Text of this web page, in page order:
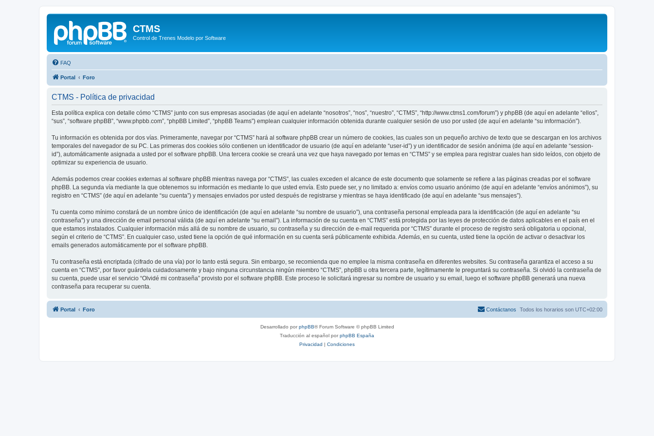
CTMS
Control de Trenes Modelo por Software
FAQ
Portal Foro
CTMS - Política de privacidad
Esta política explica con detalle cómo “CTMS” junto con sus empresas asociadas (de aquí en adelante “nosotros”, “nos”, “nuestro”, “CTMS”, “http://www.ctms1.com/forum”) y phpBB (de aquí en adelante “ellos”,
“sus”, “software phpBB”, “www.phpbb.com”, “phpBB Limited”, “phpBB Teams”) emplean cualquier información obtenida durante cualquier sesión de uso por usted (de aquí en adelante “su información”).
Tu información es obtenida por dos vías. Primeramente, navegar por “CTMS” hará al software phpBB crear un número de cookies, las cuales son un pequeño archivo de texto que se descargan en los archivos
temporales del navegador de su PC. Las primeras dos cookies sólo contienen un identificador de usuario (de aquí en adelante “user-id”) y un identificador de sesión anónima (de aquí en adelante “session-
id”), automáticamente asignada a usted por el software phpBB. Una tercera cookie se creará una vez que haya navegado por temas en “CTMS” y se emplea para registrar cuales han sido leídos, con objeto de
optimizar su experiencia de usuario.
Además podemos crear cookies externas al software phpBB mientras navega por “CTMS”, las cuales exceden el alcance de este documento que solamente se refiere a las páginas creadas por el software
phpBB. La segunda vía mediante la que obtenemos su información es mediante lo que usted envía. Esto puede ser, y no limitado a: envíos como usuario anónimo (de aquí en adelante “envíos anónimos”), su
registro en “CTMS” (de aquí en adelante “su cuenta”) y mensajes enviados por usted después de registrarse y mientras se haya identificado (de aquí en adelante “sus mensajes”).
Tu cuenta como mínimo constará de un nombre único de identificación (de aquí en adelante “su nombre de usuario”), una contraseña personal empleada para la identificación (de aquí en adelante “su
contraseña”) y una dirección de email personal válida (de aquí en adelante “su email”). La información de su cuenta en “CTMS” está protegida por las leyes de protección de datos aplicables en el país en el
que estamos instalados. Cualquier información más allá de su nombre de usuario, su contraseña y su dirección de e-mail requerida por “CTMS” durante el proceso de registro será obligatoria u opcional,
según el criterio de “CTMS”. En cualquier caso, usted tiene la opción de qué información en su cuenta será públicamente exhibida. Además, en su cuenta, usted tiene la opción de activar o desactivar los
emails generados automáticamente por el software phpBB.
Tu contraseña está encriptada (cifrado de una vía) por lo tanto está segura. Sin embargo, se recomienda que no emplee la misma contraseña en diferentes websites. Su contraseña garantiza el acceso a su
cuenta en “CTMS”, por favor guárdela cuidadosamente y bajo ninguna circunstancia ningún miembro “CTMS”, phpBB u otra tercera parte, legítimamente le preguntará su contraseña. Si olvidó la contraseña de
su cuenta, puede usar el servicio “Olvidé mi contraseña” provisto por el software phpBB. Este proceso le solicitará ingresar su nombre de usuario y su email, luego el software phpBB generará una nueva
contraseña para recuperar su cuenta.
Portal Foro Todos los horarios son UTC+02:00
Contáctanos
Desarrollado porphpBB® Forum Software © phpBB Limited
Traducción al español porphpBB España
Privacidad | Condiciones